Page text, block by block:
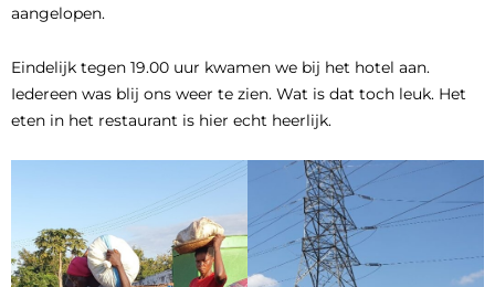
aangelopen.
Eindelijk tegen 19.00 uur kwamen we bij het hotel aan.
Iedereen was blij ons weer te zien. Wat is dat toch leuk. Het
eten in het restaurant is hier echt heerlijk.